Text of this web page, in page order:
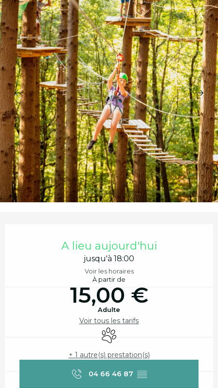
A lieu aujourd'hui
jusqu'à 18:00
Voir les horaires
À partir de
15,00 €
Adulte
Voir tous les tarifs
Animaux acceptés
+ 1 autre(s) prestation(s)
04 66 46 87 ▒▒